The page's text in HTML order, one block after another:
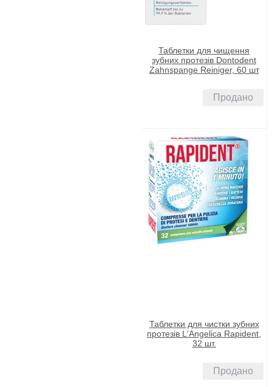
Таблетки для чищення
зубних протезів Dontodent
Zahnspange Reiniger, 60 шт
Продано
Таблетки для чистки зубних
протезів L'Angelica Rapident,
32 шт.
Продано